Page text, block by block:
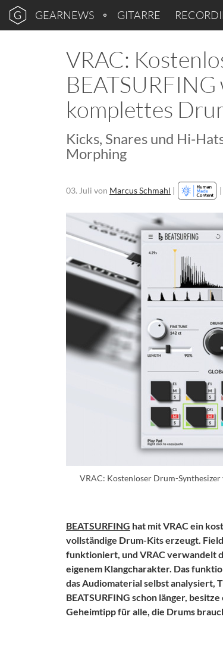
GEARNEWS GITARRE
VRAC:
komplettes
Kicks, Snares und Hi-
Morphing
03. Juli von Marcus Schmahl | |
VRAC: Kostenloser Drum-
BEATSURFING hat mit VRAC ein
vollständige Drum-Kits erzeugt.
funktioniert, und VRAC verwandelt
eigenem Klangcharakter. Das
das Audiomaterial selbst analysiert,
BEATSURFING schon länger,
Geheimtipp für alle, die Drums